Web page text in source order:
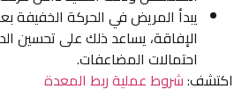
الإفاقة، يساعد ذلك على تحسين
احتمالات المضاعفات.
اكتشف:شروط عملية ربط المعدة